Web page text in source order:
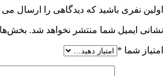
اولین نفری باشید که دیدگاهی را ارسال می کنید
نشانی ایمیل شما منتشر نخواهد شد.
امتیاز شما *